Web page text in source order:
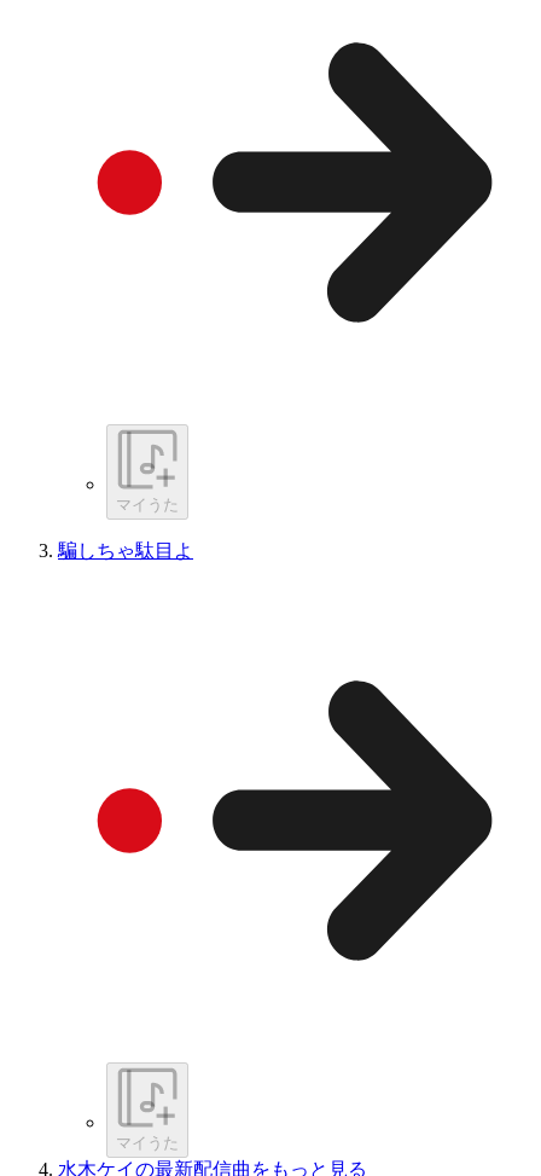
マイうた
騙しちゃ駄目よ
マイうた
水木ケイの最新配信曲をもっと見る